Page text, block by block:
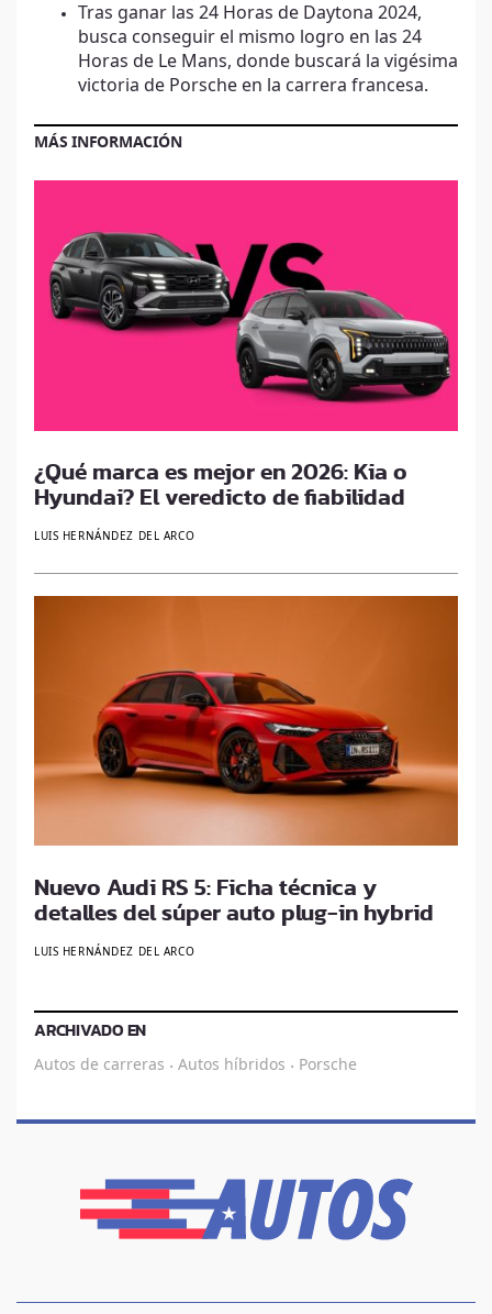
Tras ganar las 24 Horas de Daytona 2024,
busca conseguir el mismo logro en las 24
Horas de Le Mans, donde buscará la vigésima
victoria de Porsche en la carrera francesa.
MÁS INFORMACIÓN
¿Qué marca es mejor en 2026: Kia o
Hyundai? El veredicto de fiabilidad
LUIS HERNÁNDEZ DEL ARCO
Nuevo Audi RS 5: Ficha técnica y
detalles del súper auto plug-in hybrid
LUIS HERNÁNDEZ DEL ARCO
ARCHIVADO EN
Autos de carreras · Autos híbridos · Porsche